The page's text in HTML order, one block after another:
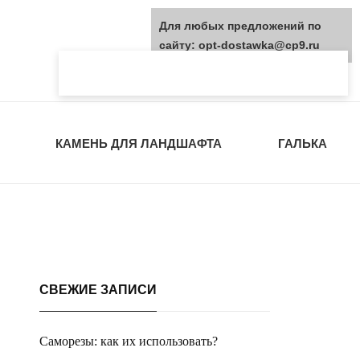
КАМЕНЬ ДЛЯ ЛАНДШАФТА ГАЛЬКА
СВЕЖИЕ ЗАПИСИ
Саморезы: как их использовать?
Для любых предложений по
сайту: opt-dostawka@cp9.ru